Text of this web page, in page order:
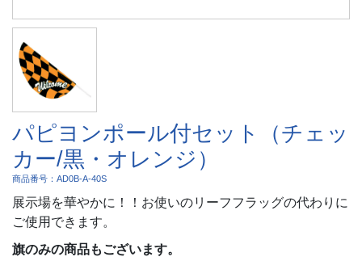
パピヨンポール付セット（チェッ
カー/黒・オレンジ）
商品番号：AD0B-A-40S
展示場を華やかに！！お使いのリーフフラッグの代わりに
ご使用できます。
旗のみの商品もございます。